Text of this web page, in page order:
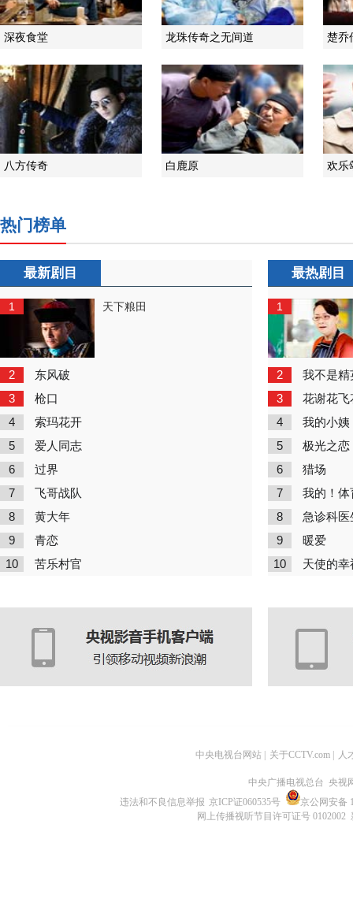
深夜食堂 龙珠传奇之无间道 楚乔
八方传奇 白鹿原 欢乐
热门榜单
最新剧目
1 天下粮田
2 东风破
3 枪口
4 索玛花开
5 爱人同志
6 过界
7 飞哥战队
8 黄大年
9 青恋
10 苦乐村官
最热剧目
1
2 我不是精
3 花谢花飞
4 我的小姨
5 极光之恋
6 猎场
7 我的！体
8 急诊科医
9 暖爱
10 天使的幸
中央电视台网站 关于CCTV.com 人
中央广播电视总台 央视
违法和不良信息举报 京ICP证060535号
京公网安备
网上传播视听节目许可证号 0102002